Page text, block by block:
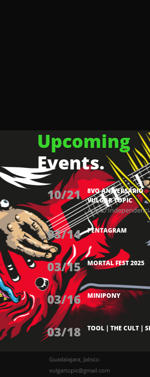
Upcoming
Events.
10/21
8VO ANIVERSARIO
VULGAR TOPIC
Anexo
03/14 PENTAGRAM
03/15 MORTAL FEST 2025
03/16 MINIPONY
03/18 TOOL | THE CULT |
Guadalajara, Jalisco
vulgartopic@gmail.com